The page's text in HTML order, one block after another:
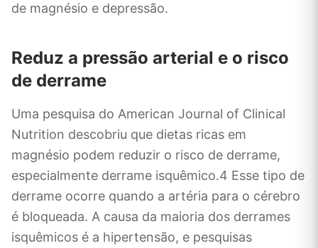
de magnésio e depressão.
Reduz a pressão arterial e o risco
de derrame
Uma pesquisa do American Journal of Clinical
Nutrition descobriu que dietas ricas em
magnésio podem reduzir o risco de derrame,
especialmente derrame isquêmico.4 Esse tipo de
derrame ocorre quando a artéria para o cérebro
é bloqueada. A causa da maioria dos derrames
isquêmicos é a hipertensão, e pesquisas